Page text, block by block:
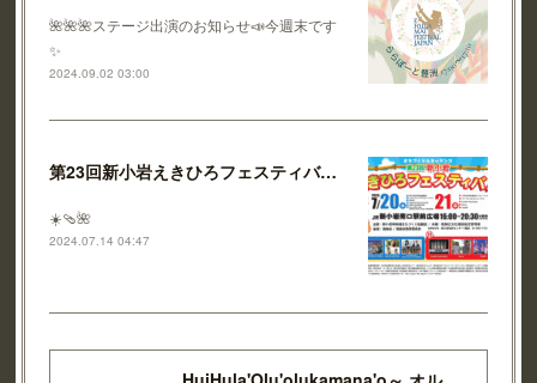
🌺🌺🌺ステージ出演のお知らせ📣今週末です
✨
2024.09.02 03:00
第23回新小岩えきひろフェスティバル 出演！
☀️🩴🌺
2024.07.14 04:47